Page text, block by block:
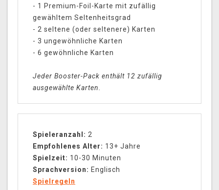
- 1 Premium-Foil-Karte mit zufällig
gewähltem Seltenheitsgrad
- 2 seltene (oder seltenere) Karten
- 3 ungewöhnliche Karten
- 6 gewöhnliche Karten
Jeder Booster-Pack enthält 12 zufällig
ausgewählte Karten.
Spieleranzahl: 2
Empfohlenes Alter: 13+ Jahre
Spielzeit: 10-30 Minuten
Sprachversion: Englisch
Spielregeln